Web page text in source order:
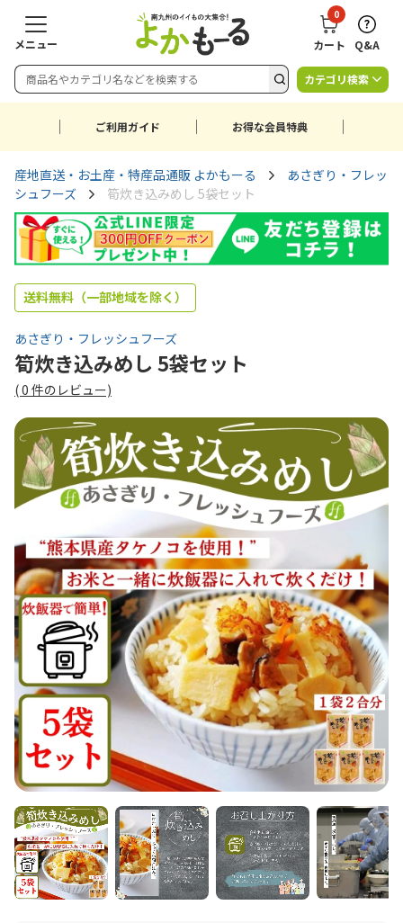
メニュー
0
カート Q&A
カテゴリ検索
ご利用ガイド お得な会員特典
産地直送・お土産・特産品通販 よかもーる
あさぎり・フレッ
シュフーズ
筍炊き込みめし 5袋セット
送料無料（一部地域を除く）
あさぎり・フレッシュフーズ
筍炊き込みめし 5袋セット
(0 件のレビュー)